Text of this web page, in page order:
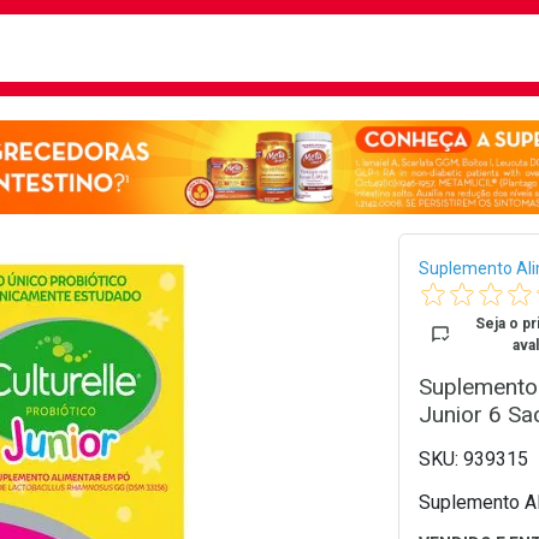
Suplemento
Seja o
Junior 6
939315
Suplemento